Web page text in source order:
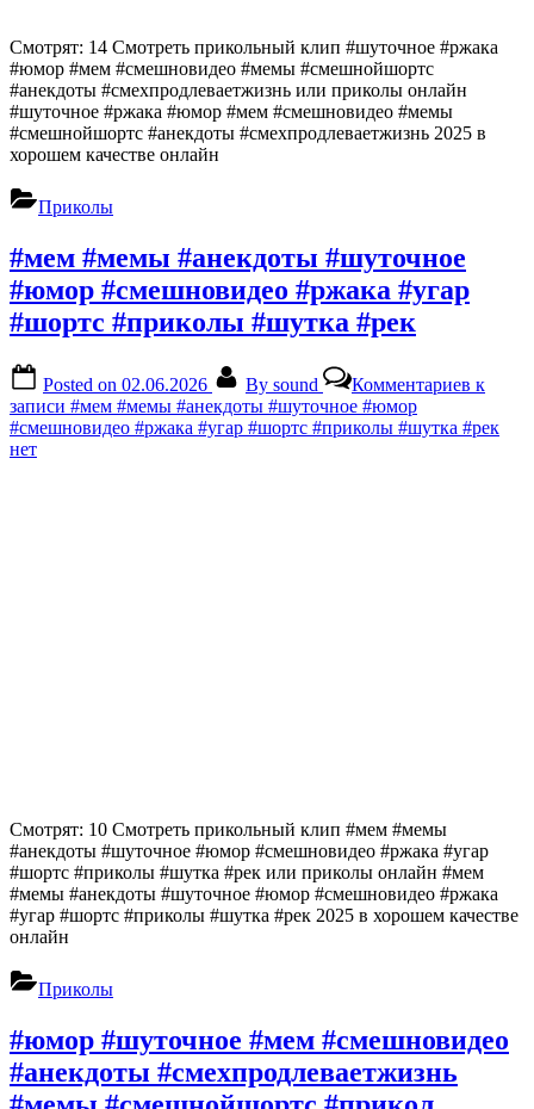
Смотрят: 14 Смотреть прикольный клип #шуточное #ржака
#юмор #мем #смешновидео #мемы #смешнойшортс
#анекдоты #смехпродлеваетжизнь или приколы онлайн
#шуточное #ржака #юмор #мем #смешновидео #мемы
#смешнойшортс #анекдоты #смехпродлеваетжизнь 2025 в
хорошем качестве онлайн
Приколы
#мем #мемы #анекдоты #шуточное
#юмор #смешновидео #ржака #угар
#шортс #приколы #шутка #рек
Posted on 02.06.2026 By sound Комментариев к
записи #мем #мемы #анекдоты #шуточное #юмор
#смешновидео #ржака #угар #шортс #приколы #шутка #рек
нет
Смотрят: 10 Смотреть прикольный клип #мем #мемы
#анекдоты #шуточное #юмор #смешновидео #ржака #угар
#шортс #приколы #шутка #рек или приколы онлайн #мем
#мемы #анекдоты #шуточное #юмор #смешновидео #ржака
#угар #шортс #приколы #шутка #рек 2025 в хорошем качестве
онлайн
Приколы
#юмор #шуточное #мем #смешновидео
#анекдоты #смехпродлеваетжизнь